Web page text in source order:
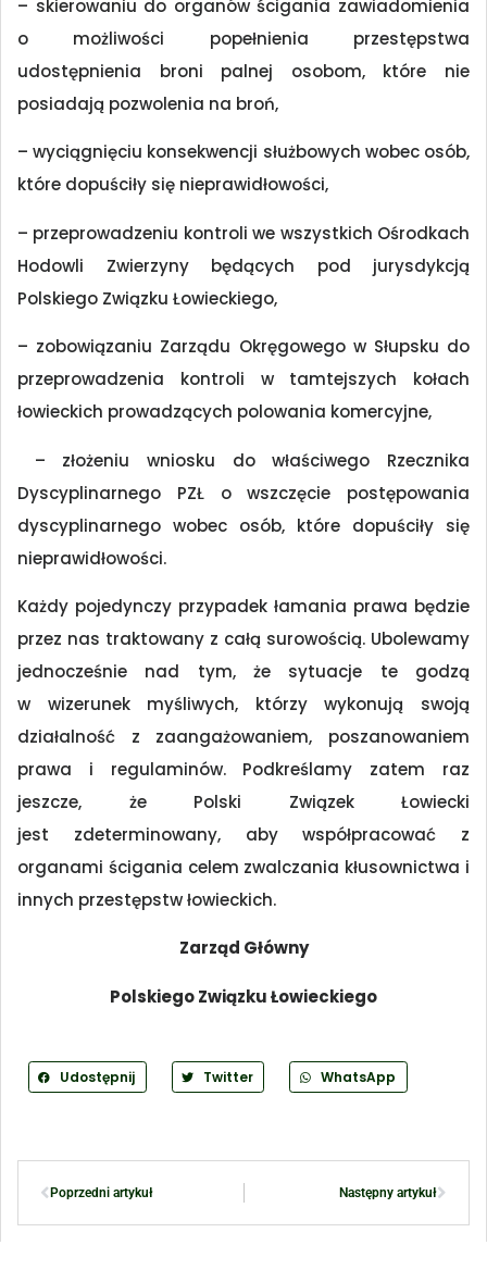
– skierowaniu do organów ścigania zawiadomienia
o możliwości popełnienia przestępstwa
udostępnienia broni palnej osobom, które nie
posiadają pozwolenia na broń,
– wyciągnięciu konsekwencji służbowych wobec osób,
które dopuściły się nieprawidłowości,
– przeprowadzeniu kontroli we wszystkich Ośrodkach
Hodowli Zwierzyny będących pod jurysdykcją
Polskiego Związku Łowieckiego,
– zobowiązaniu Zarządu Okręgowego w Słupsku do
przeprowadzenia kontroli w tamtejszych kołach
łowieckich prowadzących polowania komercyjne,
– złożeniu wniosku do właściwego Rzecznika
Dyscyplinarnego PZŁ o wszczęcie postępowania
dyscyplinarnego wobec osób, które dopuściły się
nieprawidłowości.
Każdy pojedynczy przypadek łamania prawa będzie
przez nas traktowany z całą surowością. Ubolewamy
jednocześnie nad tym, że sytuacje te godzą
w wizerunek myśliwych, którzy wykonują swoją
działalność z zaangażowaniem, poszanowaniem
prawa i regulaminów. Podkreślamy zatem raz
jeszcze, że Polski Związek Łowiecki
jest zdeterminowany, aby współpracować z
organami ścigania celem zwalczania kłusownictwa i
innych przestępstw łowieckich.
Zarząd Główny
Polskiego Związku Łowieckiego
Udostępnij Twitter WhatsApp
Poprzedni artykuł Następny artykuł